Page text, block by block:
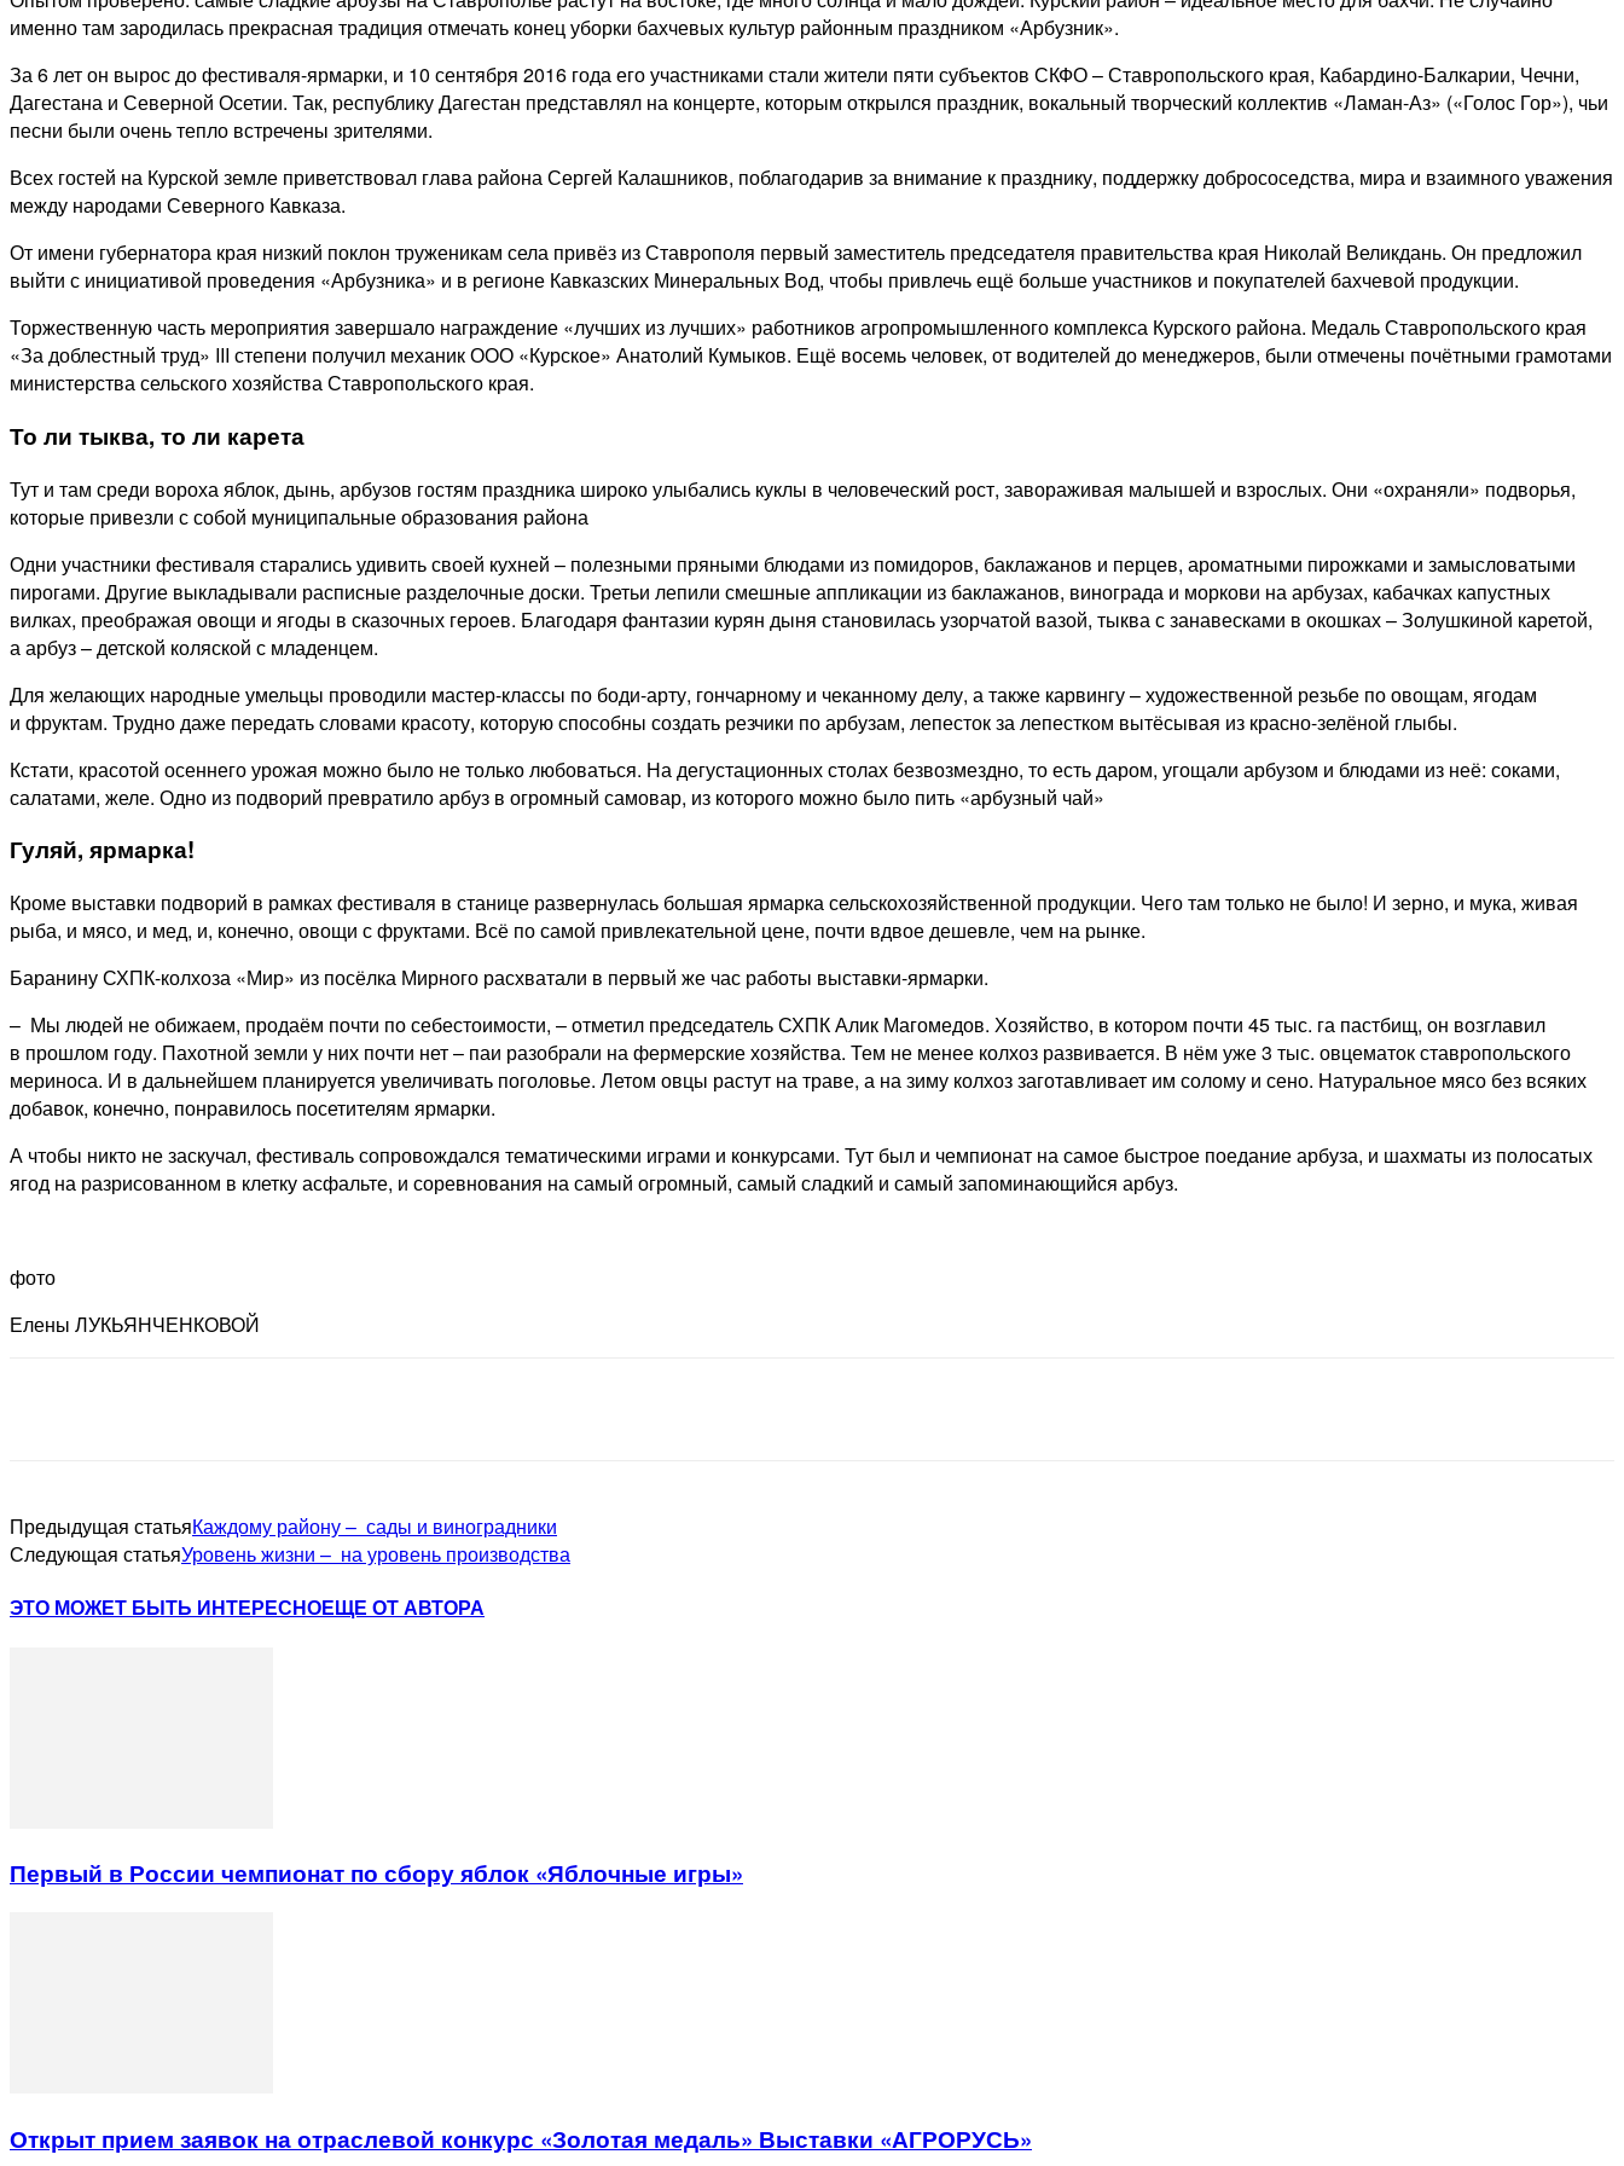
именно там зародилась прекрасная традиция отмечать конец уборки бахчевых культур районным праздником «Арбузник».
За 6 лет он вырос до фестиваля-ярмарки, и 10 сентября 2016 года его участниками стали жители пяти субъектов СКФО – Ставропольского края, Кабардино-Балкарии, Чечни,
Дагестана и Северной Осетии. Так, республику Дагестан представлял на концерте, которым открылся праздник, вокальный творческий коллектив «Ламан-Аз» («Голос Гор»), чьи
песни были очень тепло встречены зрителями.
Всех гостей на Курской земле приветствовал глава района Сергей Калашников, поблагодарив за внимание к празднику, поддержку добрососедства, мира и взаимного уважения
между народами Северного Кавказа.
От имени губернатора края низкий поклон труженикам села привёз из Ставрополя первый заместитель председателя правительства края Николай Великдань. Он предложил
выйти с инициативой проведения «Арбузника» и в регионе Кавказских Минеральных Вод, чтобы привлечь ещё больше участников и покупателей бахчевой продукции.
Торжественную часть мероприятия завершало награждение «лучших из лучших» работников агропромышленного комплекса Курского района. Медаль Ставропольского края
«За доблестный труд» III степени получил механик ООО «Курское» Анатолий Кумыков. Ещё восемь человек, от водителей до менеджеров, были отмечены почётными грамотами
министерства сельского хозяйства Ставропольского края.
То ли тыква, то ли карета
Тут и там среди вороха яблок, дынь, арбузов гостям праздника широко улыбались куклы в человеческий рост, завораживая малышей и взрослых. Они «охраняли» подворья,
которые привезли с собой муниципальные образования района
Одни участники фестиваля старались удивить своей кухней – полезными пряными блюдами из помидоров, баклажанов и перцев, ароматными пирожками и замысловатыми
пирогами. Другие выкладывали расписные разделочные доски. Третьи лепили смешные аппликации из баклажанов, винограда и моркови на арбузах, кабачках капустных
вилках, преображая овощи и ягоды в сказочных героев. Благодаря фантазии курян дыня становилась узорчатой вазой, тыква с занавесками в окошках – Золушкиной каретой,
а арбуз – детской коляской с младенцем.
Для желающих народные умельцы проводили мастер-классы по боди-арту, гончарному и чеканному делу, а также карвингу – художественной резьбе по овощам, ягодам
и фруктам. Трудно даже передать словами красоту, которую способны создать резчики по арбузам, лепесток за лепестком вытёсывая из красно-зелёной глыбы.
Кстати, красотой осеннего урожая можно было не только любоваться. На дегустационных столах безвозмездно, то есть даром, угощали арбузом и блюдами из неё: соками,
салатами, желе. Одно из подворий превратило арбуз в огромный самовар, из которого можно было пить «арбузный чай»
Гуляй, ярмарка!
Кроме выставки подворий в рамках фестиваля в станице развернулась большая ярмарка сельскохозяйственной продукции. Чего там только не было! И зерно, и мука, живая
рыба, и мясо, и мед, и, конечно, овощи с фруктами. Всё по самой привлекательной цене, почти вдвое дешевле, чем на рынке.
Баранину СХПК-колхоза «Мир» из посёлка Мирного расхватали в первый же час работы выставки-ярмарки.
– Мы людей не обижаем, продаём почти по себестоимости, – отметил председатель СХПК Алик Магомедов. Хозяйство, в котором почти 45 тыс. га пастбищ, он возглавил
в прошлом году. Пахотной земли у них почти нет – паи разобрали на фермерские хозяйства. Тем не менее колхоз развивается. В нём уже 3 тыс. овцематок ставропольского
мериноса. И в дальнейшем планируется увеличивать поголовье. Летом овцы растут на траве, а на зиму колхоз заготавливает им солому и сено. Натуральное мясо без всяких
добавок, конечно, понравилось посетителям ярмарки.
А чтобы никто не заскучал, фестиваль сопровождался тематическими играми и конкурсами. Тут был и чемпионат на самое быстрое поедание арбуза, и шахматы из полосатых
ягод на разрисованном в клетку асфальте, и соревнования на самый огромный, самый сладкий и самый запоминающийся арбуз.
фото
Елены ЛУКЬЯНЧЕНКОВОЙ
Предыдущая статьяКаждому району – ​ сады и виноградники
Следующая статьяУровень жизни – ​ на уровень производства
ЭТО МОЖЕТ БЫТЬ ИНТЕРЕСНОЕЩЕ ОТ АВТОРА
Первый в России чемпионат по сбору яблок «Яблочные игры»
Открыт прием заявок на отраслевой конкурс «Золотая медаль» Выставки «АГРОРУСЬ»